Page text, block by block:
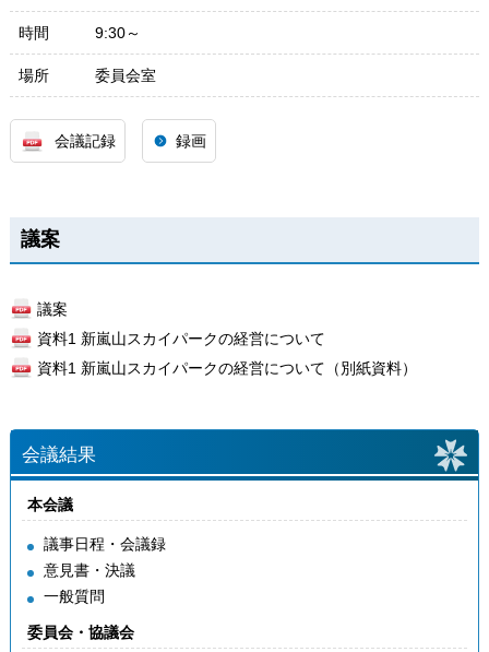
時間 9:30～
場所 委員会室
会議記録 録画
議案
議案
資料1 新嵐山スカイパークの経営について
資料1 新嵐山スカイパークの経営について（別紙資料）
会議結果
本会議
議事日程・会議録
意見書・決議
一般質問
委員会・協議会